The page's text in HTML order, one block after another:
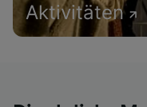
Aktivitäten